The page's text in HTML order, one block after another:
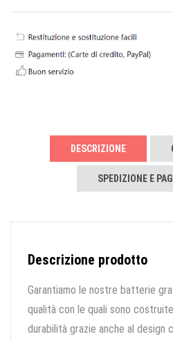
DESCRIZIONE
SPEDIZIONE E
Descrizione prodotto
Garantiamo le nostre batterie
qualità con le quali sono
durabilità grazie anche al